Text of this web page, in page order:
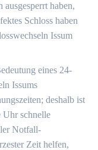
haben,
Schloss haben
Issum
eines 24-
Issums
deshalb ist
Uhr schnelle
Notfall-
Zeit helfen,